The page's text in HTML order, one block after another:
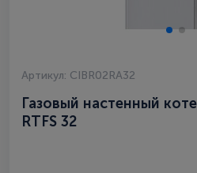
Артикул: CIBR02RA32
Газовый настенный
RTFS 32